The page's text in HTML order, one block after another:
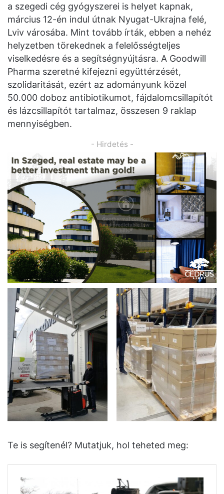
a szegedi cég gyógyszerei is helyet kapnak,
március 12-én indul útnak Nyugat-Ukrajna felé,
Lviv városába. Mint tovább írták, ebben a nehéz
helyzetben törekednek a felelősségteljes
viselkedésre és a segítségnyújtásra. A Goodwill
Pharma szeretné kifejezni együttérzését,
szolidaritását, ezért az adományunk közel
50.000 doboz antibiotikumot, fájdalomcsillapítót
és lázcsillapítót tartalmaz, összesen 9 raklap
mennyiségben.
- Hirdetés -
Te is segítenél? Mutatjuk, hol teheted meg: